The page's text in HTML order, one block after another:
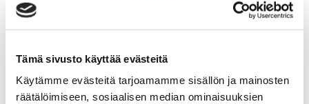
Tämä sivusto käyttää evästeitä
Käytämme evästeitä tarjoamamme sisällön ja mainosten
räätälöimiseen, sosiaalisen median ominaisuuksien
Mönkijöiden lisävarusteet ja -tarvikkeet
Ajolasit
Can-Am varusteet
Huoltotarvikkeet
Motobatt akut